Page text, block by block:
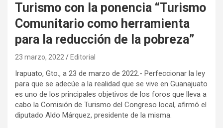
Turismo con la ponencia “Turismo
Comunitario como herramienta
para la reducción de la pobreza”
23 marzo, 2022 Editorial
Irapuato, Gto., a 23 de marzo de 2022.- Perfeccionar la ley
para que se adecúe a la realidad que se vive en Guanajuato
es uno de los principales objetivos de los foros que lleva a
cabo la Comisión de Turismo del Congreso local, afirmó el
diputado Aldo Márquez, presidente de la misma.